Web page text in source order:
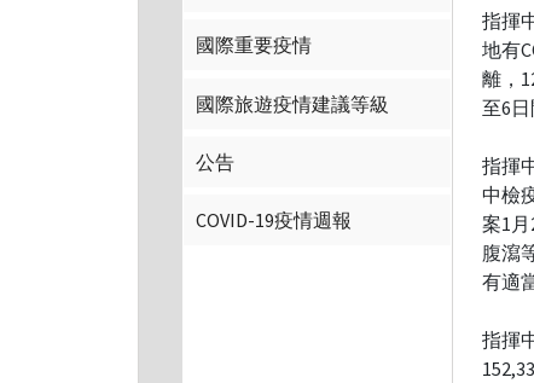
國際重要疫情
國際旅遊疫情建議等級
公告
COVID-19疫情週報
指揮
地有
離，
至6
指揮
中檢
案1
腹瀉
有適
指揮